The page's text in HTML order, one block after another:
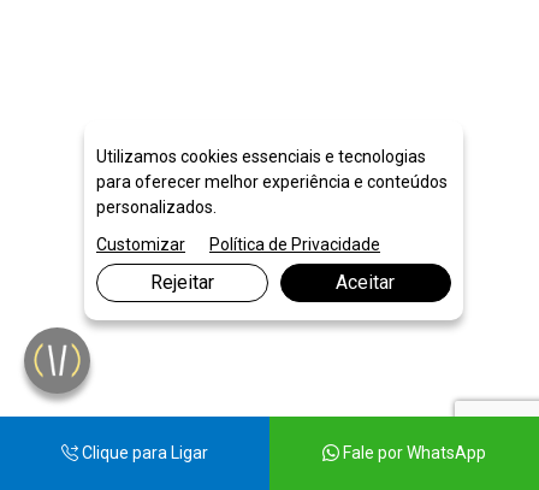
Clique para Ligar Fale por WhatsApp
Utilizamos cookies essenciais e tecnologias
para oferecer melhor experiência e conteúdos
personalizados.
Customizar
Política de Privacidade
Rejeitar Aceitar